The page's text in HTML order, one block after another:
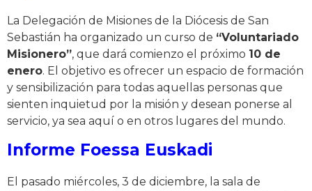
La Delegación de Misiones de la Diócesis de San
Sebastián ha organizado un curso de “Voluntariado
Misionero”, que dará comienzo el próximo 10 de
enero. El objetivo es ofrecer un espacio de formación
y sensibilización para todas aquellas personas que
sienten inquietud por la misión y desean ponerse al
servicio, ya sea aquí o en otros lugares del mundo.
Informe Foessa Euskadi
El pasado miércoles, 3 de diciembre, la sala de